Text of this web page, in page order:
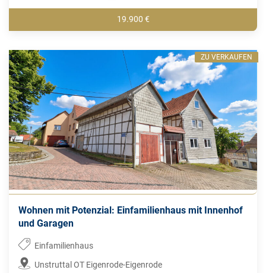
19.900 €
Wohnen mit Potenzial: Einfamilienhaus mit Innenhof
und Garagen
Einfamilienhaus
Unstruttal OT Eigenrode-Eigenrode
ZU VERKAUFEN